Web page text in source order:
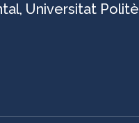
Universitat